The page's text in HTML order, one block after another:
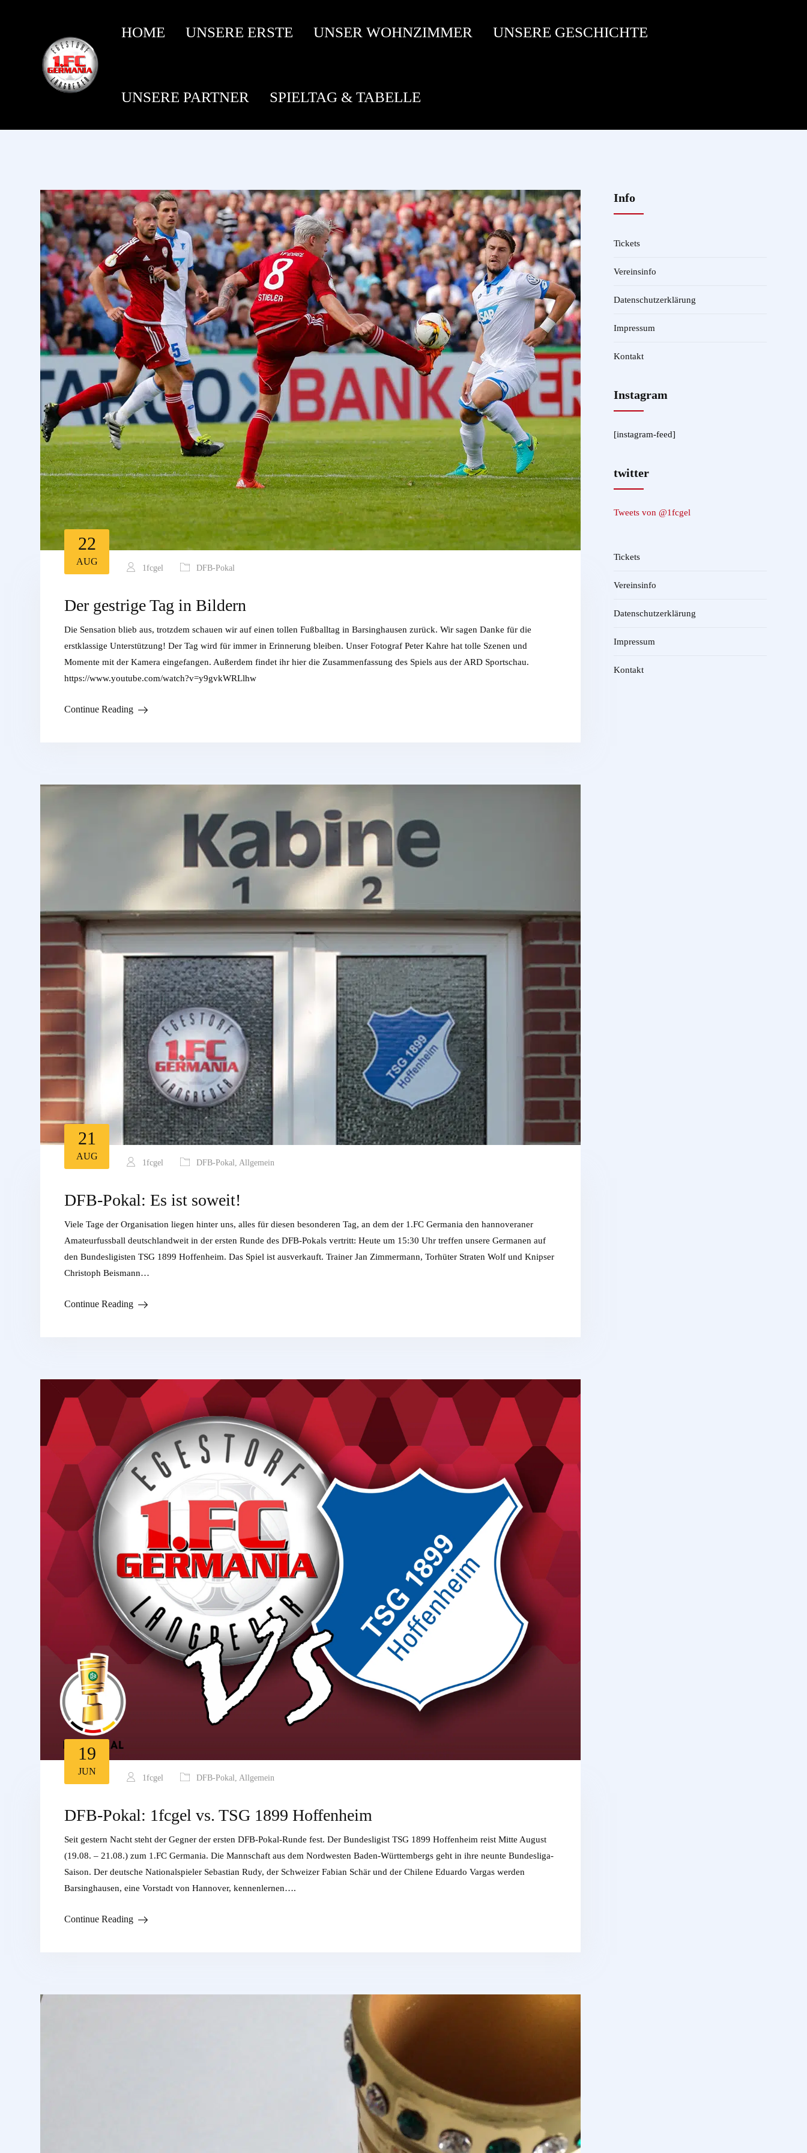
HOME UNSERE ERSTE UNSER WOHNZIMMER UNSERE GESCHICHTE
UNSERE PARTNER SPIELTAG & TABELLE
22
AUG
1fcgel DFB-Pokal
Der gestrige Tag in Bildern
Die Sensation blieb aus, trotzdem schauen wir auf einen tollen Fußballtag in Barsinghausen zurück. Wir sagen Danke für die
erstklassige Unterstützung! Der Tag wird für immer in Erinnerung bleiben. Unser Fotograf Peter Kahre hat tolle Szenen und
Momente mit der Kamera eingefangen. Außerdem findet ihr hier die Zusammenfassung des Spiels aus der ARD Sportschau.
https://www.youtube.com/watch?v=y9gvkWRLlhw
Continue Reading
21
AUG
1fcgel DFB-Pokal, Allgemein
DFB-Pokal: Es ist soweit!
Viele Tage der Organisation liegen hinter uns, alles für diesen besonderen Tag, an dem der 1.FC Germania den hannoveraner
Amateurfussball deutschlandweit in der ersten Runde des DFB-Pokals vertritt: Heute um 15:30 Uhr treffen unsere Germanen auf
den Bundesligisten TSG 1899 Hoffenheim. Das Spiel ist ausverkauft. Trainer Jan Zimmermann, Torhüter Straten Wolf und Knipser
Christoph Beismann…
Continue Reading
19
JUN
1fcgel DFB-Pokal, Allgemein
DFB-Pokal: 1fcgel vs. TSG 1899 Hoffenheim
Seit gestern Nacht steht der Gegner der ersten DFB-Pokal-Runde fest. Der Bundesligist TSG 1899 Hoffenheim reist Mitte August
(19.08. – 21.08.) zum 1.FC Germania. Die Mannschaft aus dem Nordwesten Baden-Württembergs geht in ihre neunte Bundesliga-
Saison. Der deutsche Nationalspieler Sebastian Rudy, der Schweizer Fabian Schär und der Chilene Eduardo Vargas werden
Barsinghausen, eine Vorstadt von Hannover, kennenlernen….
Continue Reading
Info
Tickets
Vereinsinfo
Datenschutzerklärung
Impressum
Kontakt
Instagram
[instagram-feed]
twitter
Tweets von @1fcgel
Tickets
Vereinsinfo
Datenschutzerklärung
Impressum
Kontakt